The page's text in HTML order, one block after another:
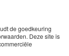
de goedkeuring
Deze site is